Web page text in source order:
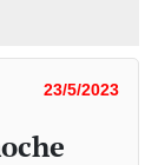
23/5/2023